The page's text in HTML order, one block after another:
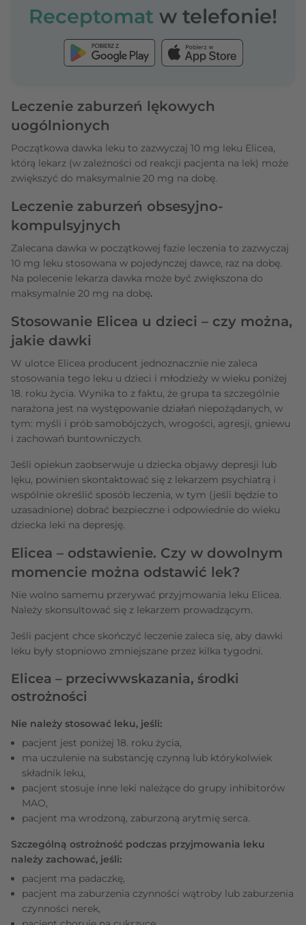
Receptomat w telefonie!
Leczenie zaburzeń lękowych
uogólnionych
Początkowa dawka leku to zazwyczaj 10 mg leku Elicea,
którą lekarz (w zależności od reakcji pacjenta na lek) może
zwiększyć do maksymalnie 20 mg na dobę.
Leczenie zaburzeń obsesyjno-
kompulsyjnych
Zalecana dawka w początkowej fazie leczenia to zazwyczaj
10 mg leku stosowana w pojedynczej dawce, raz na dobę.
Na polecenie lekarza dawka może być zwiększona do
maksymalnie 20 mg na dobę.
Stosowanie Elicea u dzieci – czy można,
jakie dawki
W ulotce Elicea producent jednoznacznie nie zaleca
stosowania tego leku u dzieci i młodzieży w wieku poniżej
18. roku życia. Wynika to z faktu, że grupa ta szczególnie
narażona jest na występowanie działań niepożądanych, w
tym: myśli i prób samobójczych, wrogości, agresji, gniewu
i zachowań buntowniczych.
Jeśli opiekun zaobserwuje u dziecka objawy depresji lub
lęku, powinien skontaktować się z lekarzem psychiatrą i
wspólnie określić sposób leczenia, w tym (jeśli będzie to
uzasadnione) dobrać bezpieczne i odpowiednie do wieku
dziecka leki na depresję.
Elicea – odstawienie. Czy w dowolnym
momencie można odstawić lek?
Nie wolno samemu przerywać przyjmowania leku Elicea.
Należy skonsultować się z lekarzem prowadzącym.
Jeśli pacjent chce skończyć leczenie zaleca się, aby dawki
leku były stopniowo zmniejszane przez kilka tygodni.
Elicea – przeciwwskazania, środki
ostrożności
Nie należy stosować leku, jeśli:
pacjent jest poniżej 18. roku życia,
ma uczulenie na substancję czynną lub którykolwiek
składnik leku,
pacjent stosuje inne leki należące do grupy inhibitorów
MAO,
pacjent ma wrodzoną, zaburzoną arytmię serca.
Szczególną ostrożność podczas przyjmowania leku
należy zachować, jeśli:
pacjent ma padaczkę,
pacjent ma zaburzenia czynności wątroby lub zaburzenia
czynności nerek,